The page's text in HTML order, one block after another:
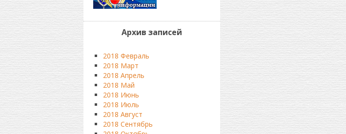
Архив записей
2018 Февраль
2018 Март
2018 Апрель
2018 Май
2018 Июнь
2018 Июль
2018 Август
2018 Сентябрь